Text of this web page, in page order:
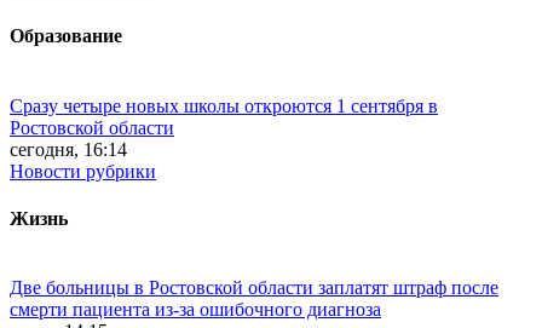
Образование
Сразу четыре новых школы откроются 1 сентября в
Ростовской области
сегодня, 16:14
Новости рубрики
Жизнь
Две больницы в Ростовской области заплатят штраф после
смерти пациента из-за ошибочного диагноза